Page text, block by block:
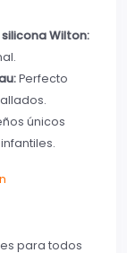
Wilton:
Perfecto
únicos
para todos